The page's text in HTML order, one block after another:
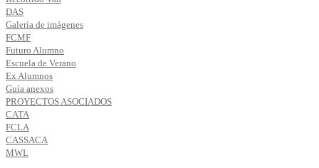
DAS
Galería de imágenes
FCMF
Futuro Alumno
Escuela de Verano
Ex Alumnos
Guía anexos
PROYECTOS ASOCIADOS
CATA
FCLA
CASSACA
MWL